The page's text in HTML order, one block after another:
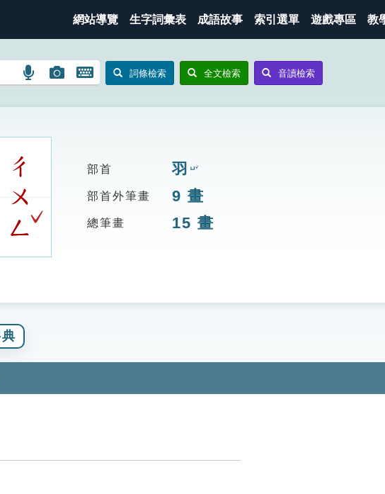
網站導覽 生字詞彙表 成語故事 索引選單 遊戲專區 教
語
搜
圖
圖
搜
開
鍵
詞條檢索 全文檢索 音讀檢索
ㄔ
ㄨ
ㄥ
ˇ
部首 羽 ㄩˇ
部首外筆畫 9 畫
總筆畫 15 畫